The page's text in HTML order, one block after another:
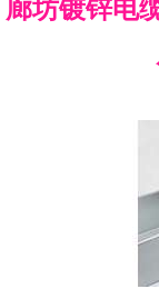
廊坊镀锌电